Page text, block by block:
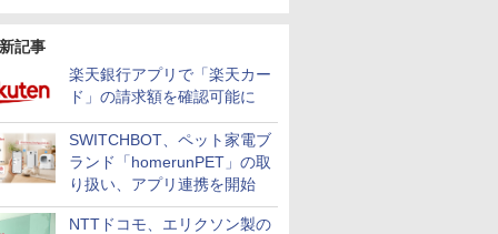
記事
楽天銀行アプリで「楽天カー
ド」の請求額を確認可能に
SWITCHBOT、ペット家電ブ
ランド「homerunPET」の取
り扱い、アプリ連携を開始
NTTドコモ、エリクソン製の